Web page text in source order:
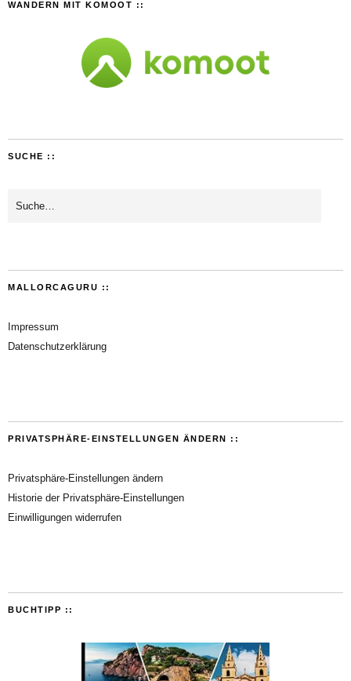
WANDERN MIT KOMOOT ::
SUCHE ::
MALLORCAGURU ::
Impressum
Datenschutzerklärung
PRIVATSPHÄRE-EINSTELLUNGEN ÄNDERN ::
Privatsphäre-Einstellungen ändern
Historie der Privatsphäre-Einstellungen
Einwilligungen widerrufen
BUCHTIPP ::